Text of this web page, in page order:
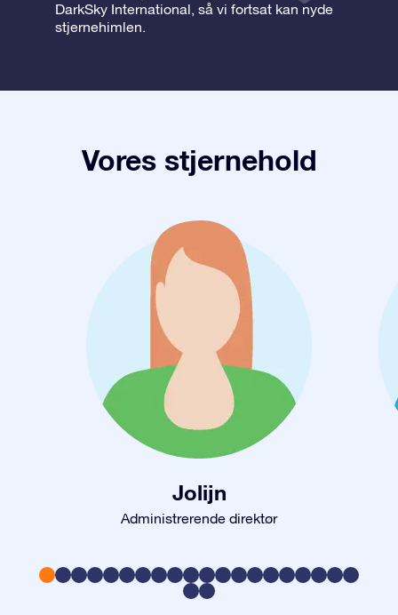
DarkSky International, så vi fortsat kan nyde
stjernehimlen.
Vores stjernehold
Jolijn
Administrerende direktør